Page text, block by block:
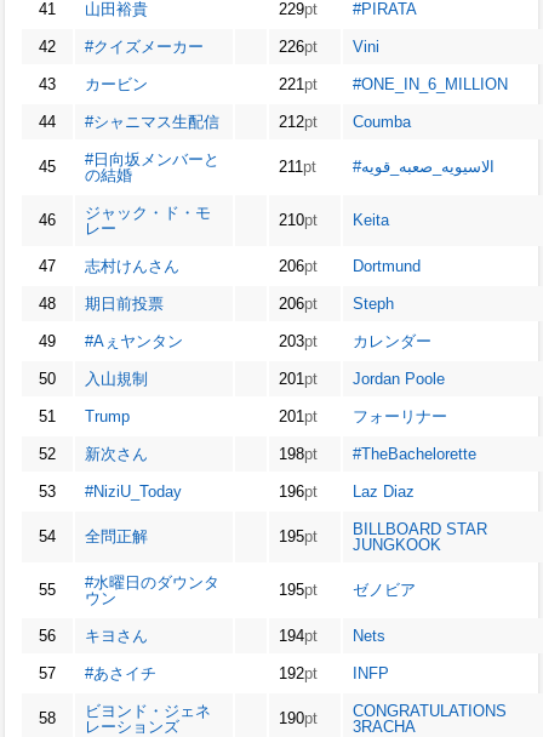
41 山田裕貴 229pt #PIRATA
42 #クイズメーカー 226pt Vini
43 カービン 221 pt #ONE_IN_6_MILLION
44 #シャニマス生配信 212pt Coumba
45
#日向坂メンバーと
の結婚
211 pt #الاسيويه_صعبه_قويه
46
ジャック・ド・モ
レー
210pt Keita
47 志村けんさん 206pt Dortmund
48 期日前投票 206pt Steph
49 #Aぇヤンタン 203pt カレンダー
50 入山規制 201 pt Jordan Poole
51 Trump 201 pt フォーリナー
52 新次さん 198pt #TheBachelorette
53 #NiziU_Today 196pt Laz Diaz
54 全問正解 195pt
BILLBOARD STAR
JUNGKOOK
55
#水曜日のダウンタ
ウン
195pt ゼノビア
56 キヨさん 194pt Nets
57 #あさイチ 192pt INFP
58
ビヨンド・ジェネ
レーションズ
190pt
CONGRATULATIONS
3RACHA